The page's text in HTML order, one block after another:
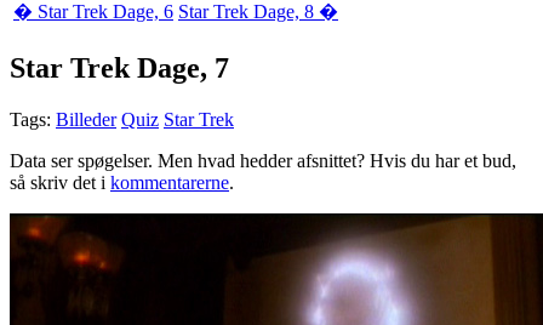
� Star Trek Dage, 6 Star Trek Dage, 8 �
Star Trek Dage, 7
Tags: Billeder Quiz Star Trek
Data ser spøgelser. Men hvad hedder afsnittet? Hvis du har et bud,
så skriv det i kommentarerne.